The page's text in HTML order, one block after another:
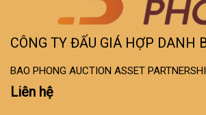
sơn: Đen; Số chỗ ngồi: 05;
Năm sản xuất: 2023; Đã
CÔNG TY ĐẤU GIÁ HỢP DANH
BAO PHONG AUCTION ASSET
Liên hệ